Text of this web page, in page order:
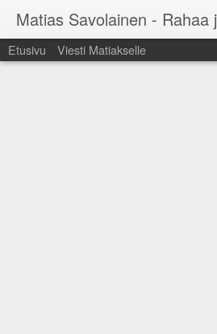
Matias Savolainen - Rahaa
Etusivu Viesti Matiakselle